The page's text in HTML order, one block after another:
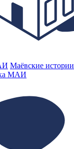
Маёвские
МАИ